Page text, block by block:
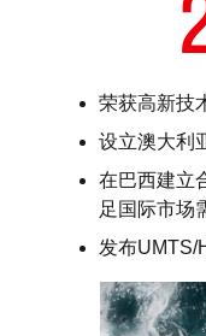
荣获高新技
设立澳大利
在巴西建立
足国际市场
发布UMTS/